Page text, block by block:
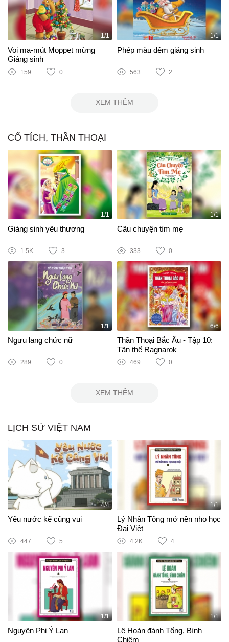
1/1
Voi ma-mút Moppet mừng
Giáng sinh
159 0
1/1
Phép màu đêm giáng sinh
563 2
XEM THÊM
CỔ TÍCH, THẦN THOẠI
1/1
Giáng sinh yêu thương
1.5K 3
1/1
Câu chuyện tìm mẹ
333 0
1/1
Ngưu lang chức nữ
289 0
6/6
Thần Thoại Bắc Âu - Tập 10:
Tận thế Ragnarok
469 0
XEM THÊM
LỊCH SỬ VIỆT NAM
4/4
Yêu nước kể cũng vui
447 5
1/1
Lý Nhân Tông mở nền nho học
Đại Việt
4.2K 4
1/1
Nguyên Phi Ỷ Lan
1/1
Lê Hoàn đánh Tống, Bình
Chiêm